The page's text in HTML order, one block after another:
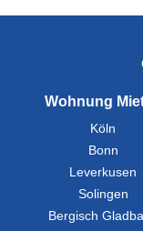
Wohnung
Köln
Bonn
Leverkusen
Solingen
Bergisch